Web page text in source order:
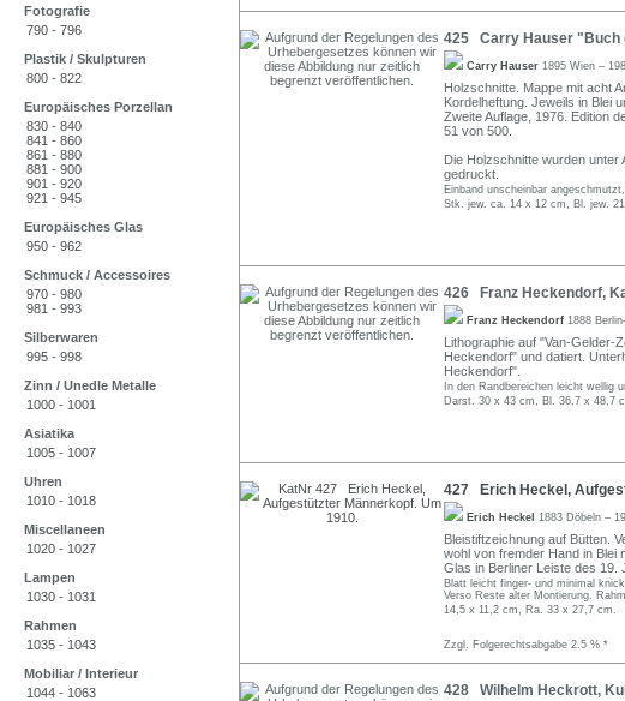
Fotografie
790 - 796
Plastik / Skulpturen
800 - 822
Europäisches Porzellan
830 - 840
841 - 860
861 - 880
881 - 900
901 - 920
921 - 945
Europäisches Glas
950 - 962
Schmuck / Accessoires
970 - 980
981 - 993
Silberwaren
995 - 998
Zinn / Unedle Metalle
1000 - 1001
Asiatika
1005 - 1007
Uhren
1010 - 1018
Miscellaneen
1020 - 1027
Lampen
1030 - 1031
Rahmen
1035 - 1043
Mobiliar / Interieur
1044 - 1063
425 Carry Hauser "Buch
Carry Hauser 1895 Wien –
Holzschnitte. Mappe mit acht
Kordelheftung. Jeweils in Blei
Zweite Auflage, 1976. Edition
51 von 500.
Die Holzschnitte wurden
gedruckt.
Einband unscheinbar
Stk. jew. ca. 14 x 12 cm, Bl. jew.
426 Franz Heckendorf,
Franz Heckendorf 1888
Lithographie auf "Van-Gelder-
Heckendorf" und datiert.
Heckendorf".
In den Randbereichen leicht wellig
Darst. 30 x 43 cm, Bl. 36,7 x 48,7
427 Erich Heckel,
Erich Heckel 1883 Döbeln –
Bleistiftzeichnung auf Bütten.
wohl von fremder Hand in Blei
Glas in Berliner Leiste des 19.
Blatt leicht finger- und minimal
Verso Reste alter Montierung.
14,5 x 11,2 cm, Ra. 33 x 27,7 cm.
Zzgl. Folgerechtsabgabe 2.5 % *
428 Wilhelm Heckrott,